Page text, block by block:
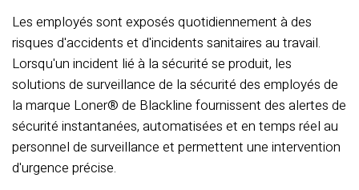
Les employés sont exposés quotidiennement à des
risques d'accidents et d'incidents sanitaires au travail.
Lorsqu'un incident lié à la sécurité se produit, les
solutions de surveillance de la sécurité des employés de
la marque Loner® de Blackline fournissent des alertes de
sécurité instantanées, automatisées et en temps réel au
personnel de surveillance et permettent une intervention
d'urgence précise.